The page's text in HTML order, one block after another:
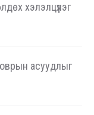
хэлэлцүүлэг
асуудлыг